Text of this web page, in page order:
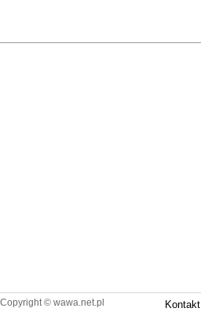
Copyright © wawa.net.pl Kontakt